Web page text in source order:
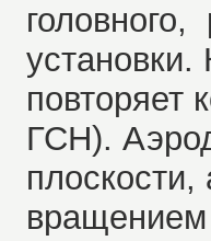
головного,
установки.
повторяет
ГСН).
плоскости,
вращением